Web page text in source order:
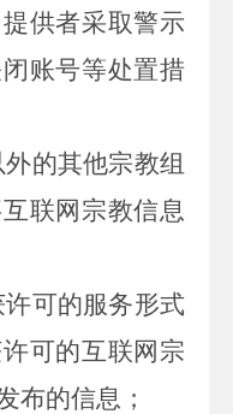
供者采取警示
账号等处置措
外的其他宗教组
联网宗教信息
许可的服务形式
可的互联网宗
布的信息；